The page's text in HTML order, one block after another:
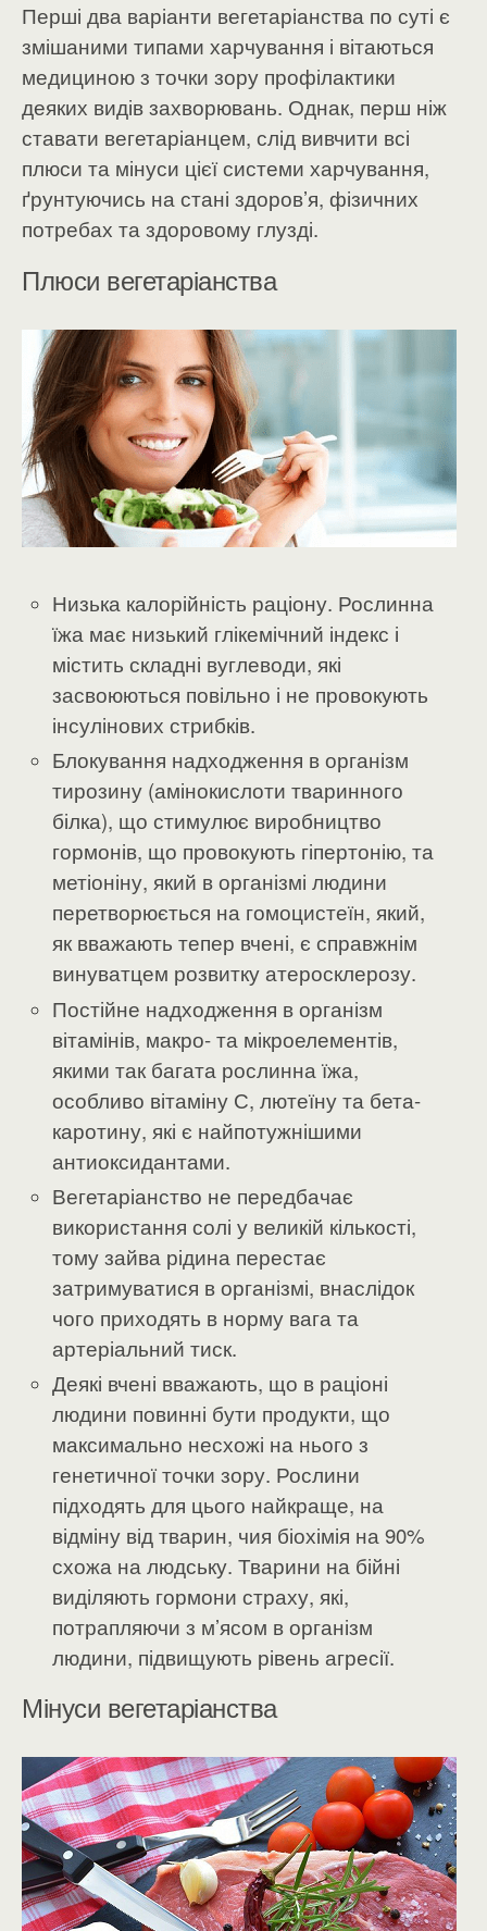
Перші два варіанти вегетаріанства по суті є
змішаними типами харчування і вітаються
медициною з точки зору профілактики
деяких видів захворювань. Однак, перш ніж
ставати вегетаріанцем, слід вивчити всі
плюси та мінуси цієї системи харчування,
ґрунтуючись на стані здоров’я, фізичних
потребах та здоровому глузді.
Плюси вегетаріанства
Низька калорійність раціону. Рослинна
їжа має низький глікемічний індекс і
містить складні вуглеводи, які
засвоюються повільно і не провокують
інсулінових стрибків.
Блокування надходження в організм
тирозину (амінокислоти тваринного
білка), що стимулює виробництво
гормонів, що провокують гіпертонію, та
метіоніну, який в організмі людини
перетворюється на гомоцистеїн, який,
як вважають тепер вчені, є справжнім
винуватцем розвитку атеросклерозу.
Постійне надходження в організм
вітамінів, макро- та мікроелементів,
якими так багата рослинна їжа,
особливо вітаміну С, лютеїну та бета-
каротину, які є найпотужнішими
антиоксидантами.
Вегетаріанство не передбачає
використання солі у великій кількості,
тому зайва рідина перестає
затримуватися в організмі, внаслідок
чого приходять в норму вага та
артеріальний тиск.
Деякі вчені вважають, що в раціоні
людини повинні бути продукти, що
максимально несхожі на нього з
генетичної точки зору. Рослини
підходять для цього найкраще, на
відміну від тварин, чия біохімія на 90%
схожа на людську. Тварини на бійні
виділяють гормони страху, які,
потрапляючи з м’ясом в організм
людини, підвищують рівень агресії.
Мінуси вегетаріанства